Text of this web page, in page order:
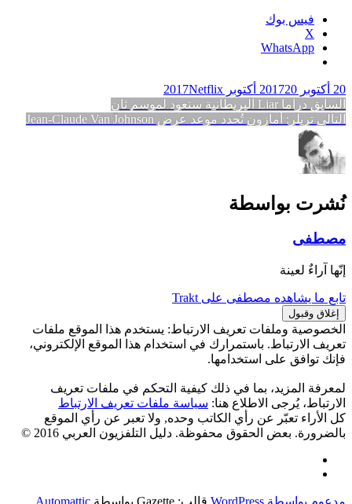
فيس بوك
X
WhatsApp
20 أكتوبر 2017 20 أكتوبر 2017 Netflix
تصفّح
المقالات
السابق المقالة
السابقة:
دراما Liar البريطانية ستعود لموسم ثانٍ
التالي المقالة
التالية:
تريلر: أمازون تُحدد موعد عرض Jean-Claude Van Johnson
نُشرت بواسطة
مصطفى
إنّها آراءٌ لعينة
تابع ما يشاهده مصطفى على Trakt
الخصوصية وملفات تعريف الارتباط: يستخدم هذا الموقع ملفات
تعريف الارتباط. باستمرارك في استخدام هذا الموقع الإلكتروني،
فإنك توافق على استخدامها.
لمعرفة المزيد، بما في ذلك كيفية التحكم في ملفات تعريف
الارتباط، يُرجى الاطلاع هنا: سياسة ملفات تعريف الارتباط
كل الأراء تعبّر عن رأي الكاتب وحده, ولا تعبر عن رأي الموقع
بالضرورة. بعض الحقوق محفوظة. دليل التلفزيون العربي 2016 ©
مدعوم بواسطة WordPress قالب: Gazette بواسطة Automattic